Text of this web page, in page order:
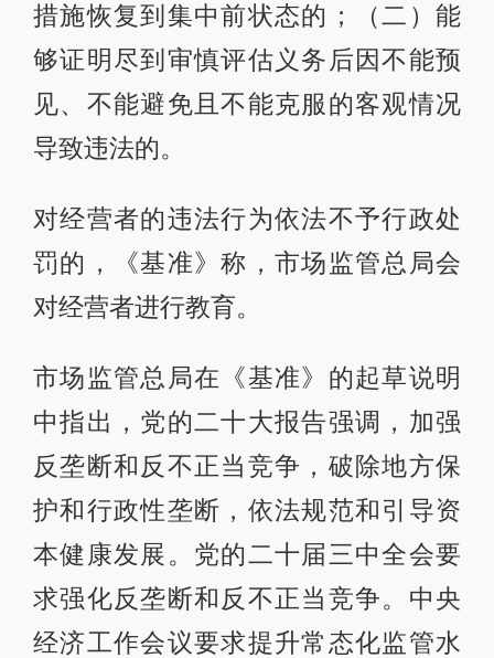
措施恢复到集中前状态的；（二）能
够证明尽到审慎评估义务后因不能预
见、不能避免且不能克服的客观情况
导致违法的。
对经营者的违法行为依法不予行政处
罚的，《基准》称，市场监管总局会
对经营者进行教育。
市场监管总局在《基准》的起草说明
中指出，党的二十大报告强调，加强
反垄断和反不正当竞争，破除地方保
护和行政性垄断，依法规范和引导资
本健康发展。党的二十届三中全会要
求强化反垄断和反不正当竞争。中央
经济工作会议要求提升常态化监管水